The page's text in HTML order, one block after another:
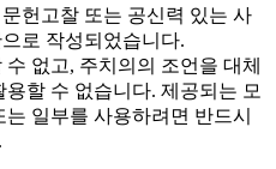
헌고찰 또는 공신력 있는 사
로 작성되었습니다.
없고, 주치의의 조언을 대체
할 수 없습니다. 제공되는 모
일부를 사용하려면 반드시